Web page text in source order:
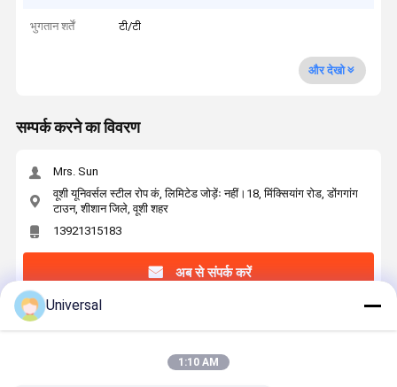
भुगतान शर्तें टी/टी
और देखो
सम्पर्क करने का विवरण
Mrs. Sun
वूशी यूनिवर्सल स्टील रोप कं, लिमिटेड जोड़ेंः नहीं।18, मिंक्सियांग रोड, डोंगगांग
टाउन, शीशान जिले, वूशी शहर
13921315183
अब से संपर्क करें
सबसे उत्तम प्रतिदान प्राप्त करें
Universal
1:10 AM